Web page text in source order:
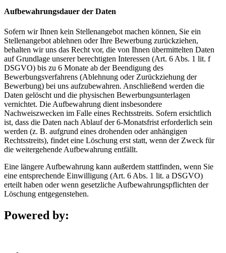
Aufbewahrungsdauer der Daten
Sofern wir Ihnen kein Stellenangebot machen können, Sie ein
Stellenangebot ablehnen oder Ihre Bewerbung zurückziehen,
behalten wir uns das Recht vor, die von Ihnen übermittelten Daten
auf Grundlage unserer berechtigten Interessen (Art. 6 Abs. 1 lit. f
DSGVO) bis zu 6 Monate ab der Beendigung des
Bewerbungsverfahrens (Ablehnung oder Zurückziehung der
Bewerbung) bei uns aufzubewahren. Anschließend werden die
Daten gelöscht und die physischen Bewerbungsunterlagen
vernichtet. Die Aufbewahrung dient insbesondere
Nachweiszwecken im Falle eines Rechtsstreits. Sofern ersichtlich
ist, dass die Daten nach Ablauf der 6-Monatsfrist erforderlich sein
werden (z. B. aufgrund eines drohenden oder anhängigen
Rechtsstreits), findet eine Löschung erst statt, wenn der Zweck für
die weitergehende Aufbewahrung entfällt.
Eine längere Aufbewahrung kann außerdem stattfinden, wenn Sie
eine entsprechende Einwilligung (Art. 6 Abs. 1 lit. a DSGVO)
erteilt haben oder wenn gesetzliche Aufbewahrungspflichten der
Löschung entgegenstehen.
Powered by: